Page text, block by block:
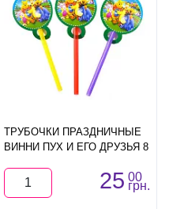
ТРУБОЧКИ ПРАЗДНИЧНЫЕ
ВИННИ ПУХ И ЕГО ДРУЗЬЯ 8
25 00
грн.